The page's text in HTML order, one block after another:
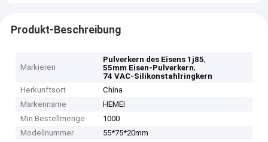
Produkt-Beschreibung
Markieren
Pulverkern des Eisens 1j85,
55mm Eisen-Pulverkern,
74 VAC-Silikonstahlringkern
Herkunftsort
China
Markenname
HEMEI
Min Bestellmenge
1000
Modellnummer
55*75*20mm